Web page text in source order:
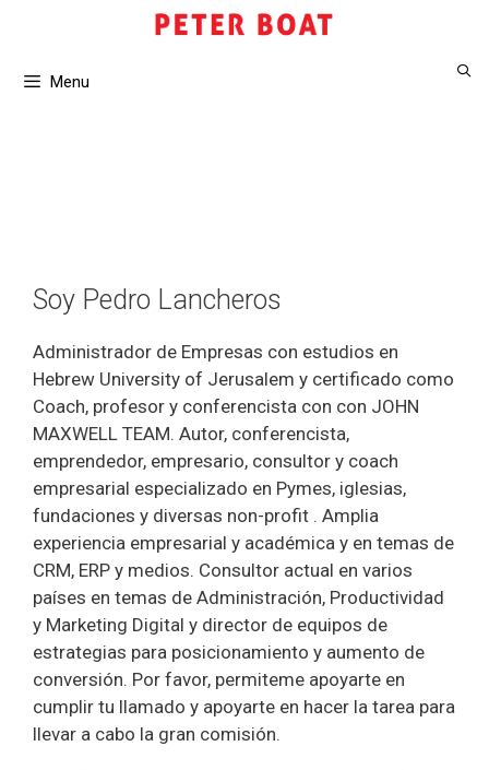
Menu
Soy Pedro Lancheros
Administrador de Empresas con estudios en
Hebrew University of Jerusalem y certificado como
Coach, profesor y conferencista con con JOHN
MAXWELL TEAM. Autor, conferencista,
emprendedor, empresario, consultor y coach
empresarial especializado en Pymes, iglesias,
fundaciones y diversas non-profit . Amplia
experiencia empresarial y académica y en temas de
CRM, ERP y medios. Consultor actual en varios
países en temas de Administración, Productividad
y Marketing Digital y director de equipos de
estrategias para posicionamiento y aumento de
conversión. Por favor, permiteme apoyarte en
cumplir tu llamado y apoyarte en hacer la tarea para
llevar a cabo la gran comisión.